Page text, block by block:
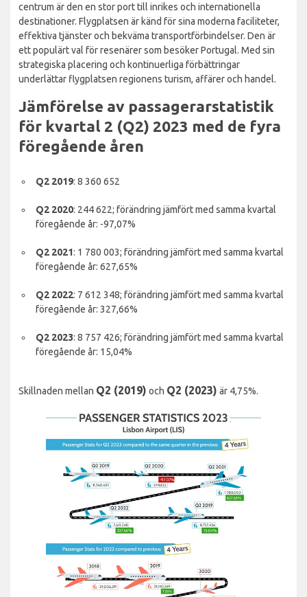
centrum är den en stor port till inrikes och internationella
destinationer. Flygplatsen är känd för sina moderna faciliteter,
effektiva tjänster och bekväma transportförbindelser. Den är
ett populärt val för resenärer som besöker Portugal. Med sin
strategiska placering och kontinuerliga förbättringar
underlättar flygplatsen regionens turism, affärer och handel.
Jämförelse av passagerarstatistik
för kvartal 2 (Q2) 2023 med de fyra
föregående åren
Q2 2019: 8 360 652
Q2 2020: 244 622; förändring jämfört med samma kvartal
föregående år: -97,07%
Q2 2021: 1 780 003; förändring jämfört med samma kvartal
föregående år: 627,65%
Q2 2022: 7 612 348; förändring jämfört med samma kvartal
föregående år: 327,66%
Q2 2023: 8 757 426; förändring jämfört med samma kvartal
föregående år: 15,04%
Skillnaden mellan Q2 (2019) och Q2 (2023) är 4,75%.